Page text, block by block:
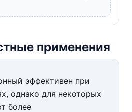
применения
эффективен при
однако для некоторых
более